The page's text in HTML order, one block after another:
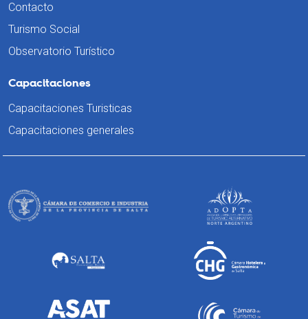
Contacto
Turismo Social
Observatorio Turístico
Capacitaciones
Capacitaciones Turisticas
Capacitaciones generales